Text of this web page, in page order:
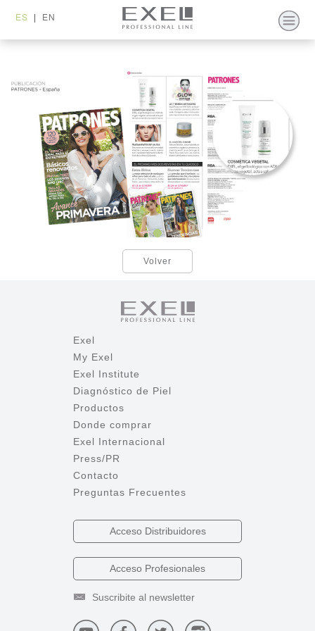
ES | EN
Volver
Exel
My Exel
Exel Institute
Diagnóstico de Piel
Productos
Donde comprar
Exel Internacional
Press/PR
Contacto
Preguntas Frecuentes
Acceso Distribuidores
Acceso Profesionales